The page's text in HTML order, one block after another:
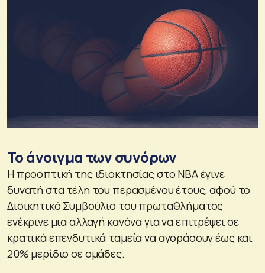
Το άνοιγμα των συνόρων
Η προοπτική της ιδιοκτησίας στο ΝΒΑ έγινε
δυνατή στα τέλη του περασμένου έτους, αφού το
Διοικητικό Συμβούλιο του πρωταθλήματος
ενέκρινε μια αλλαγή κανόνα για να επιτρέψει σε
κρατικά επενδυτικά ταμεία να αγοράσουν έως και
20% μερίδιο σε ομάδες.